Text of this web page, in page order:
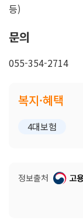
등)
문의
055-354-2714
복지·혜택
4대보험
정보출처